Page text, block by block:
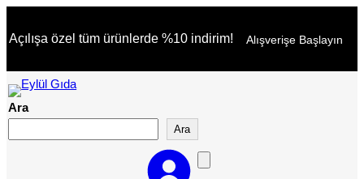
Açılışa özel tüm ürünlerde %10 indirim! Alışverişe Başlayın
Ara
Ara